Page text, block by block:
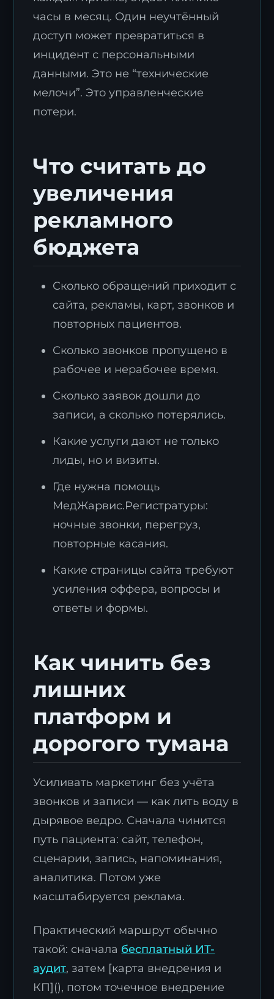
часы в месяц. Один неучтённый
доступ может превратиться в
инцидент с персональными
данными. Это не “технические
мелочи”. Это управленческие
потери.
Что считать до
увеличения
рекламного
бюджета
Сколько обращений приходит с
сайта, рекламы, карт, звонков и
повторных пациентов.
Сколько звонков пропущено в
рабочее и нерабочее время.
Сколько заявок дошли до
записи, а сколько потерялись.
Какие услуги дают не только
лиды, но и визиты.
Где нужна помощь
МедЖарвис.Регистратуры:
ночные звонки, перегруз,
повторные касания.
Какие страницы сайта требуют
усиления оффера, вопросы и
ответы и формы.
Как чинить без
лишних
платформ и
дорогого тумана
Усиливать маркетинг без учёта
звонков и записи — как лить воду в
дырявое ведро. Сначала чинится
путь пациента: сайт, телефон,
сценарии, запись, напоминания,
аналитика. Потом уже
масштабируется реклама.
Практический маршрут обычно
такой: сначала бесплатный ИТ-
аудит, затем [карта внедрения и
КП](), потом точечное внедрение